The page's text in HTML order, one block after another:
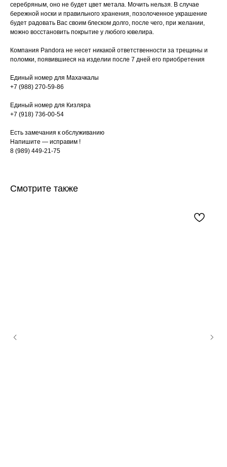
серебряным, оно не будет цвет метала. Мочить нельзя. В случае
бережной носки и правильного хранения, позолоченное украшение
будет радовать Вас своим блеском долго, после чего, при желании,
можно восстановить покрытие у любого ювелира.
Компания Pandora не несет никакой ответственности за трещины и
поломки, появившиеся на изделии после 7 дней его приобретения
Единый номер для Махачкалы
+7 (988) 270-59-86
Единый номер для Кизляра
+7 (918) 736-00-54
Есть замечания к обслуживанию
Напишите — исправим !
8 (989) 449-21-75
Смотрите также